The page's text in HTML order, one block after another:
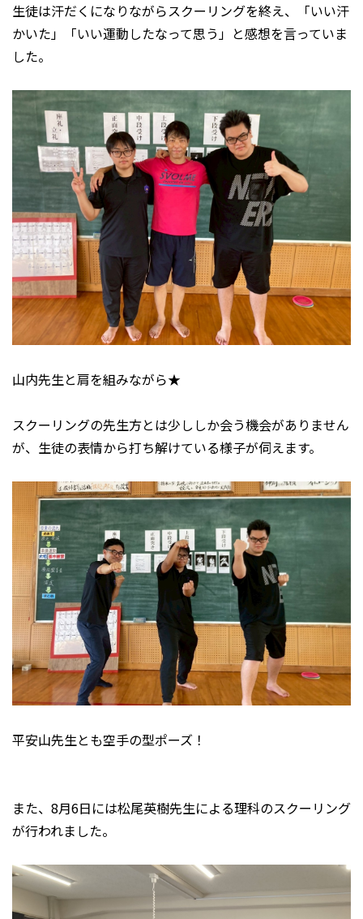
生徒は汗だくになりながらスクーリングを終え、「いい汗
かいた」「いい運動したなって思う」と感想を言っていま
した。
山内先生と肩を組みながら★
スクーリングの先生方とは少ししか会う機会がありません
が、生徒の表情から打ち解けている様子が伺えます。
平安山先生とも空手の型ポーズ！
また、8月6日には松尾英樹先生による理科のスクーリング
が行われました。